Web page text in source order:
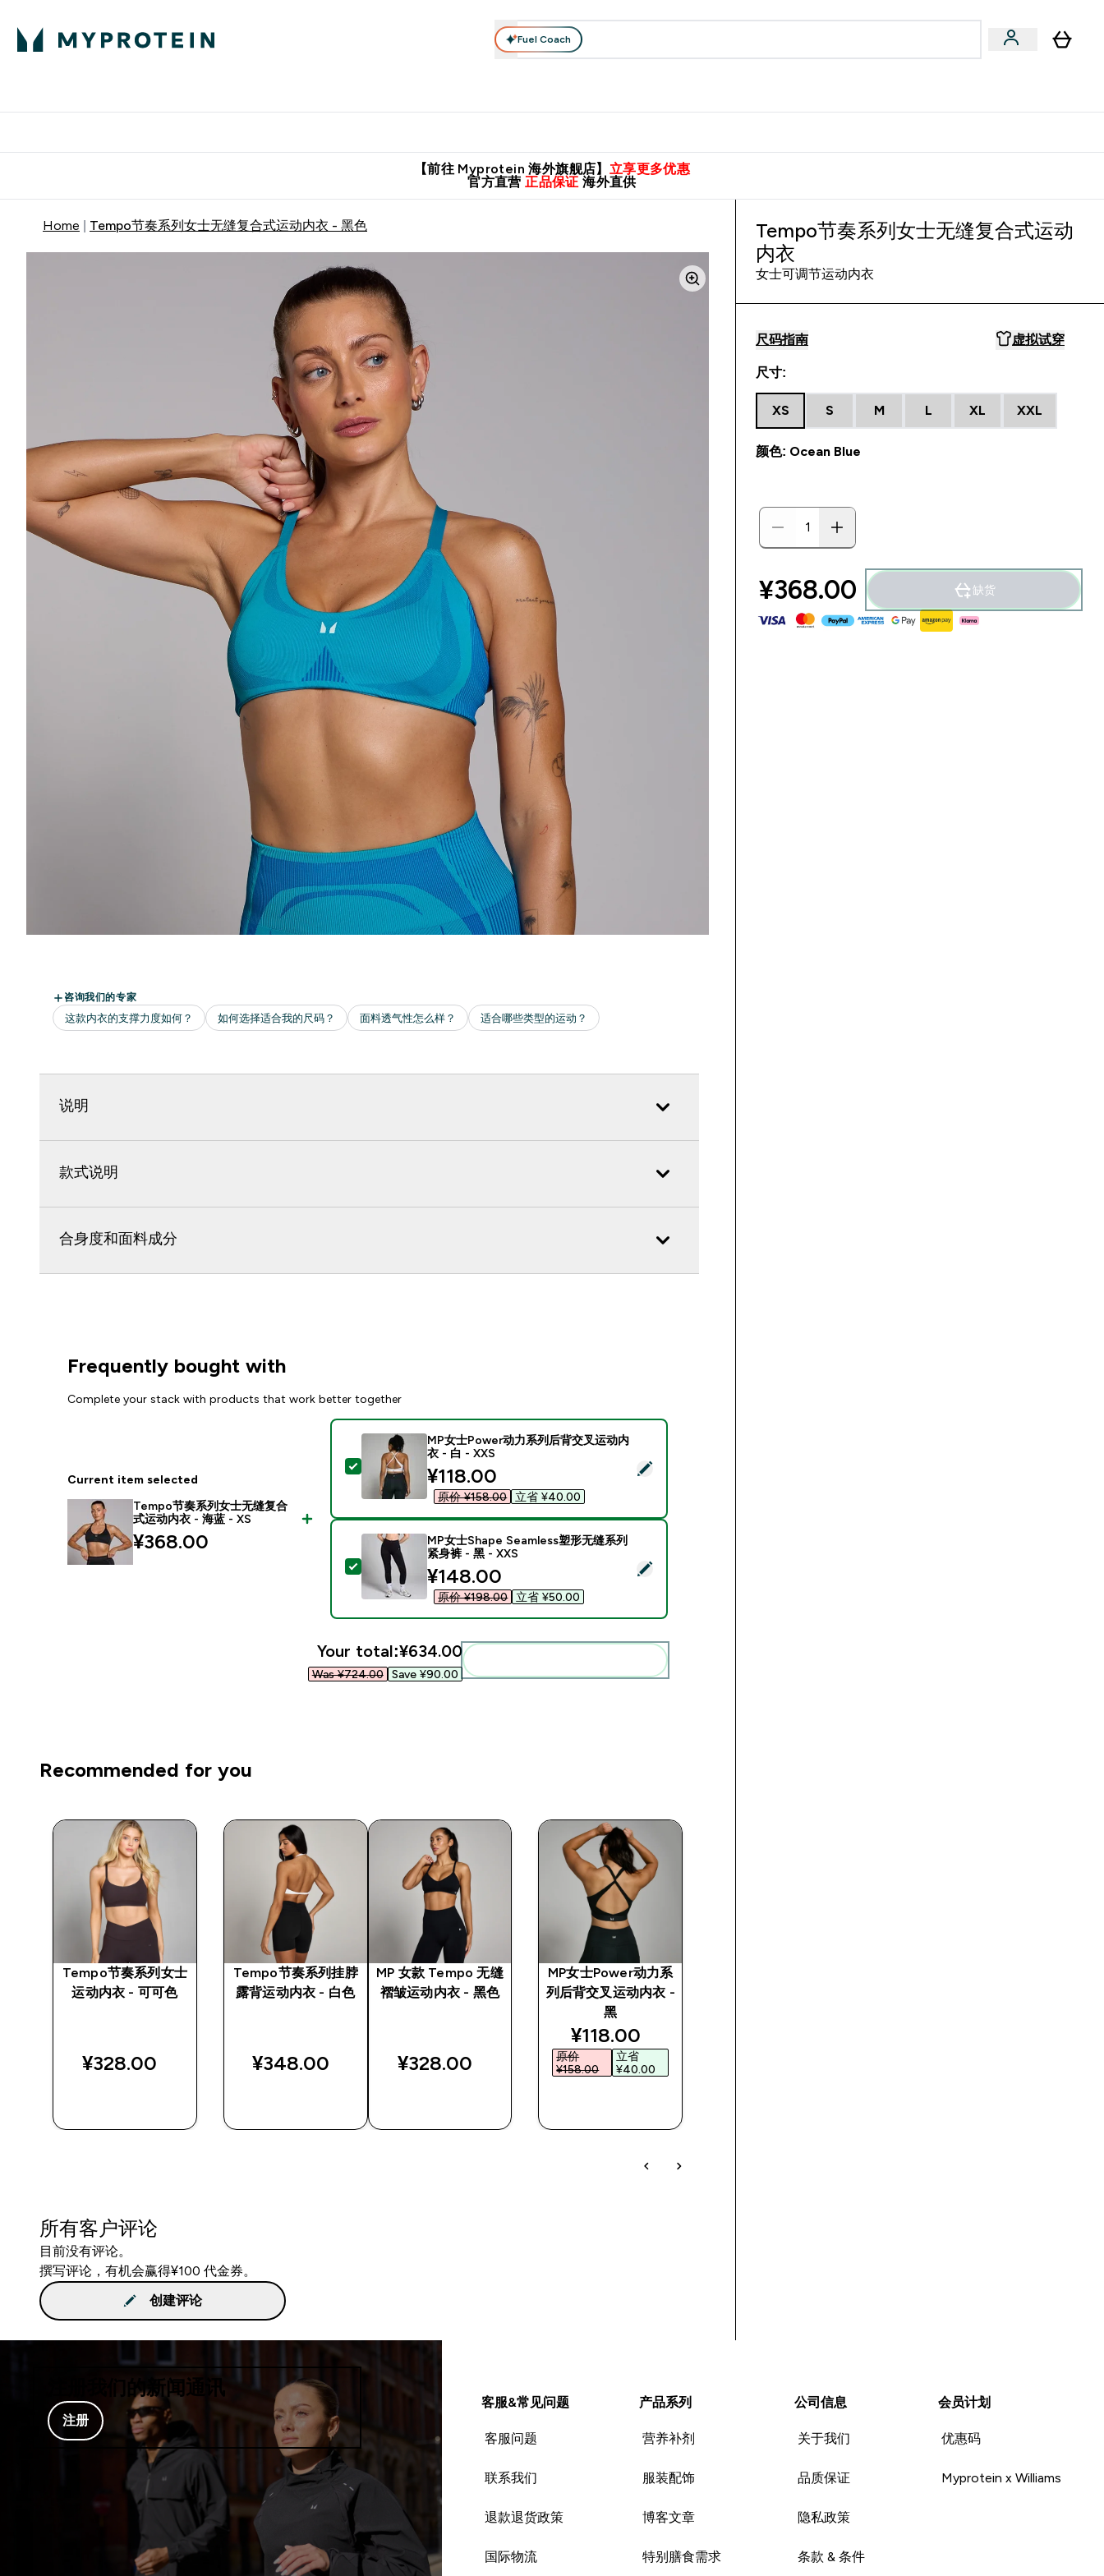
Fuel Coach
【前往 Myprotein 海外旗舰店】 立享更多优惠
官方直营 正品保证 海外直供
Home Tempo节奏系列女士无缝复合式运动内衣 - 黑色
说明
款式说明
合身度和面料成分
Frequently bought with
Complete your stack with products that work better together
Current item selected
Tempo节奏系列女士无缝复合
式运动内衣 - 海蓝 - XS
¥368.00‎
Select this product - MP女士Power动力系列后背交叉运动内衣 - 白 - XXS
MP女士Power动力系列后背交叉运动内
衣 - 白 - XXS
discounted price
¥118.00‎
原价 ¥158.00‎ 立省 ¥40.00‎
Select this product - MP女士Shape Seamless塑形无缝系列紧身裤 - 黑 - XXS
MP女士Shape Seamless塑形无缝系列
紧身裤 - 黑 - XXS
discounted price
¥148.00‎
原价 ¥198.00‎ 立省 ¥50.00‎
Your total:¥634.00‎
Was ¥724.00‎ Save ¥90.00‎
Recommended for you
Tempo节奏系列女士
运动内衣 - 可可色
¥328.00‎
Tempo节奏系列挂脖
露背运动内衣 - 白色
¥348.00‎
MP 女款 Tempo 无缝
褶皱运动内衣 - 黑色
¥328.00‎
MP女士Power动力系
列后背交叉运动内衣 -
黑
discounted price
¥118.00‎
原价
¥158.00‎
立省
¥40.00‎
所有客户评论
目前没有评论。
撰写评论，有机会赢得¥100 代金券。
创建评论
Tempo节奏系列女士无缝复合式运动
内衣
女士可调节运动内衣
尺码指南 虚拟试穿
尺寸:
XS S M L XL XXL
颜色: Ocean Blue
¥368.00‎ 缺货
注册我们的新闻通讯
注册
客服&常见问题
客服问题
联系我们
退款退货政策
国际物流
产品系列
营养补剂
服装配饰
博客文章
特别膳食需求
公司信息
关于我们
品质保证
隐私政策
条款 & 条件
会员计划
优惠码
Myprotein x Williams